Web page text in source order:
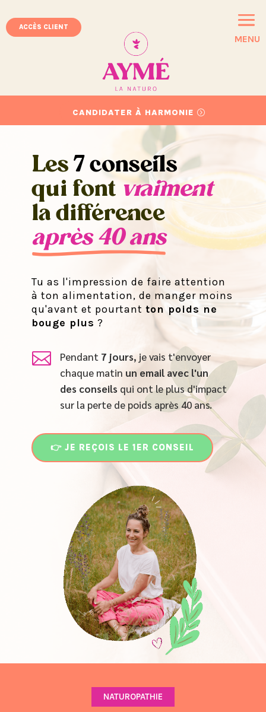
MENU
ACCÈS CLIENT
CANDIDATER À HARMONIE
Les7 conseils
qui font vraiment
la différence
après 40 ans
Tu as l'impression de faire attention
à ton alimentation, de manger moins
qu'avant et pourtantton poids ne
bouge plus ?
 Pendant 7 jours, je vais t'envoyer
chaque matin un email avec l'un
des conseils qui ont le plus d'impact
sur la perte de poids après 40 ans.
👉 JE REÇOIS LE 1ER CONSEIL
NATUROPATHIE